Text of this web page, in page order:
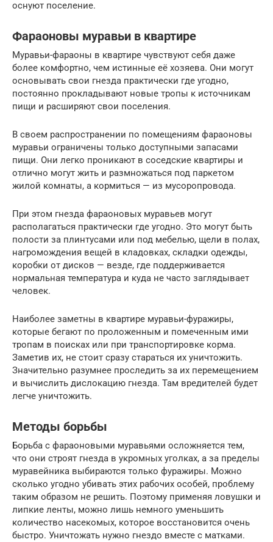
оснуют поселение.
Фараоновы муравьи в квартире
Муравьи-фараоны в квартире чувствуют себя даже
более комфортно, чем истинные её хозяева. Они могут
основывать свои гнезда практически где угодно,
постоянно прокладывают новые тропы к источникам
пищи и расширяют свои поселения.
В своем распространении по помещениям фараоновы
муравьи ограничены только доступными запасами
пищи. Они легко проникают в соседские квартиры и
отлично могут жить и размножаться под паркетом
жилой комнаты, а кормиться — из мусоропровода.
При этом гнезда фараоновых муравьев могут
располагаться практически где угодно. Это могут быть
полости за плинтусами или под мебелью, щели в полах,
нагромождения вещей в кладовках, складки одежды,
коробки от дисков — везде, где поддерживается
нормальная температура и куда не часто заглядывает
человек.
Наиболее заметны в квартире муравьи-фуражиры,
которые бегают по проложенным и помеченным ими
тропам в поисках или при транспортировке корма.
Заметив их, не стоит сразу стараться их уничтожить.
Значительно разумнее проследить за их перемещением
и вычислить дислокацию гнезда. Там вредителей будет
легче уничтожить.
Методы борьбы
Борьба с фараоновыми муравьями осложняется тем,
что они строят гнезда в укромных уголках, а за пределы
муравейника выбираются только фуражиры. Можно
сколько угодно убивать этих рабочих особей, проблему
таким образом не решить. Поэтому применяя ловушки и
липкие ленты, можно лишь немного уменьшить
количество насекомых, которое восстановится очень
быстро. Уничтожать нужно гнездо вместе с матками.